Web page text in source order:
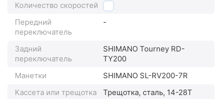
Количество скоростей 7
Передний
переключатель
-
Задний
переключатель
SHIMANO Tourney RD-
TY200
Манетки
SHIMANO SL-RV200-7R
Кассета или трещотка
Трещотка, сталь, 14-28Т